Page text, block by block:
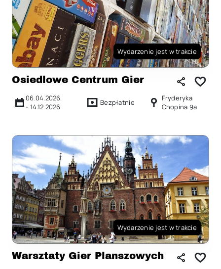
Wydarzenie jest w trakcie
Osiedlowe Centrum Gier
06.04.2026
- 14.12.2026 Bezpłatnie
Fryderyka
Chopina 9a
Wydarzenie jest w trakcie
Warsztaty Gier Planszowych